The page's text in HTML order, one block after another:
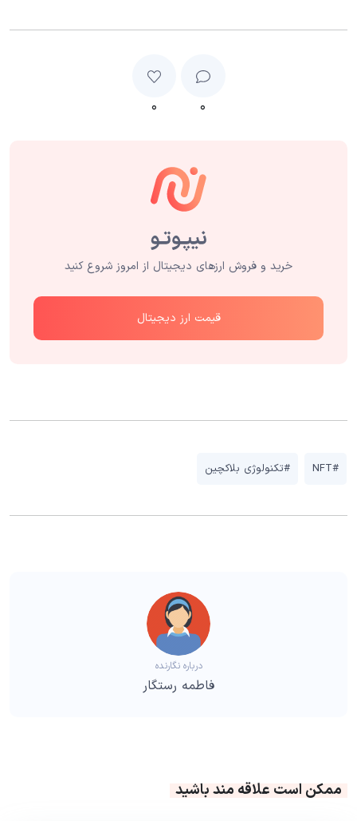
۰ ۰
خرید و فروش ارزهای دیجیتال از امروز شروع کنید
قیمت ارز دیجیتال
#NFT #تکنولوژی بلاکچین
درباره نگارنده
فاطمه رستگار
ممکن است علاقه مند باشید